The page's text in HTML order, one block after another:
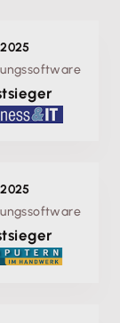
2025
2025